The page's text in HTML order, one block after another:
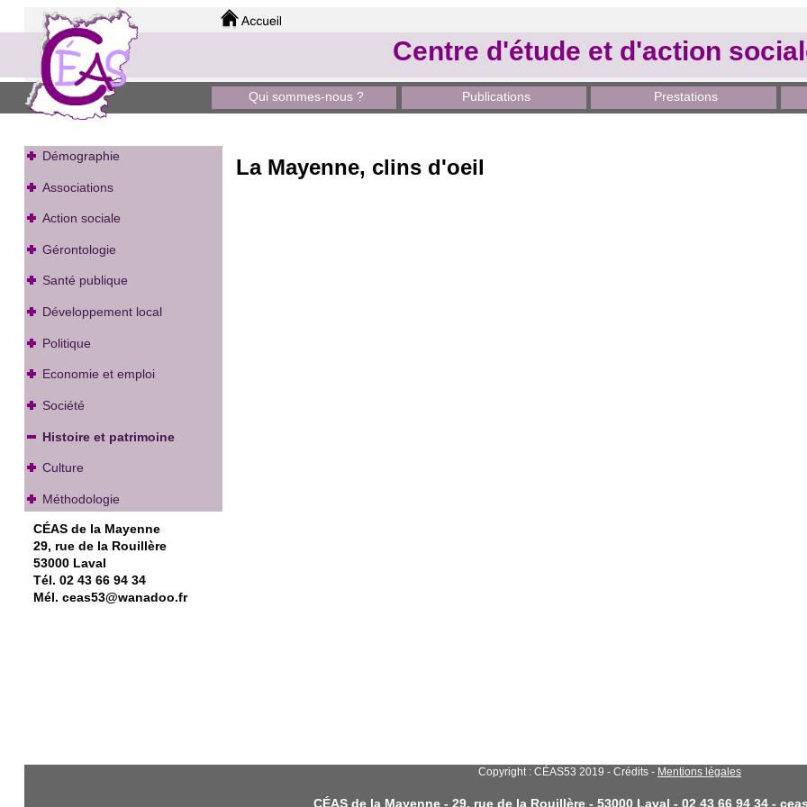
Centre d'étude et d'action
Qui sommes-nous ? Publications Prestations
Démographie
Associations
Action sociale
Gérontologie
Santé publique
Développement local
Politique
Economie et emploi
Société
Histoire et patrimoine
Culture
Méthodologie
CÉAS de la Mayenne
29, rue de la Rouillère
53000 Laval
Tél. 02 43 66 94 34
Mél. ceas53@wanadoo.fr
La Mayenne, clins d'oeil
Copyright : CÉAS53 2019 - Crédits - Mentions légales
CÉAS de la Mayenne - 29, rue de la Rouillère - 53000 Laval - 02 43 66 94 34 -